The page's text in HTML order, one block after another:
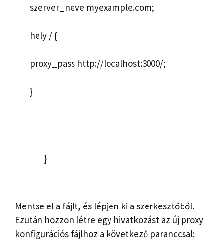
szerver_neve myexample.com;
hely / {
proxy_pass http://localhost:3000/;
}
}
Mentse el a fájlt, és lépjen ki a szerkesztőből.
Ezután hozzon létre egy hivatkozást az új proxy
konfigurációs fájlhoz a következő paranccsal: